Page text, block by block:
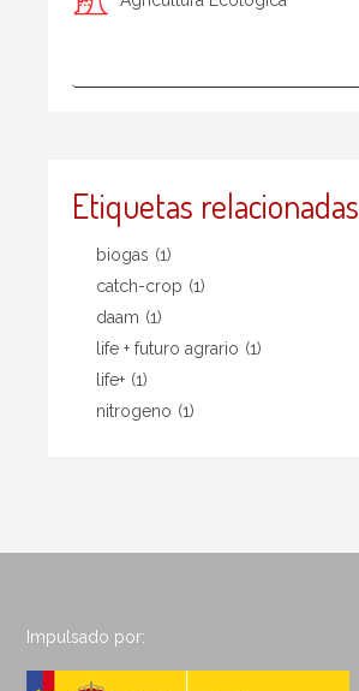
Etiquetas relacionadas
biogas (1)
catch-crop (1)
daam (1)
life + futuro agrario (1)
life+ (1)
nitrogeno (1)
Impulsado por: